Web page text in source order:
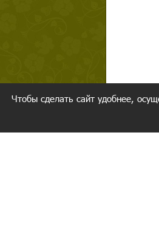
Чтобы сделать сайт удобнее,